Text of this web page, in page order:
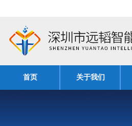
首页 关于我们